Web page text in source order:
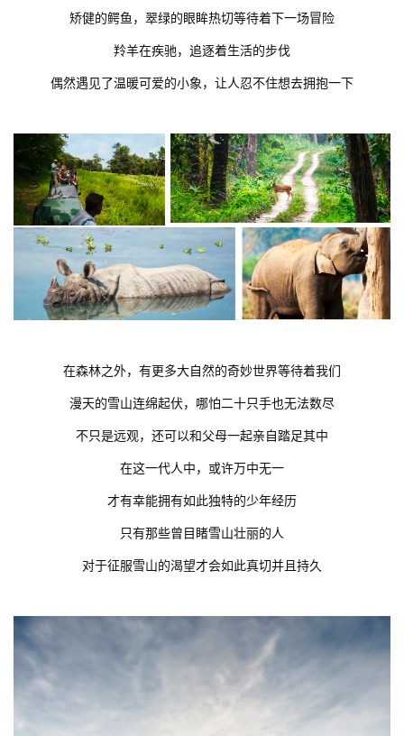
矫健的鳄鱼，翠绿的眼眸热切等待着下一场冒险
羚羊在疾驰，追逐着生活的步伐
偶然遇见了温暖可爱的小象，让人忍不住想去拥抱一下
在森林之外，有更多大自然的奇妙世界等待着我们
漫天的雪山连绵起伏，哪怕二十只手也无法数尽
不只是远观，还可以和父母一起亲自踏足其中
在这一代人中，或许万中无一
才有幸能拥有如此独特的少年经历
只有那些曾目睹雪山壮丽的人
对于征服雪山的渴望才会如此真切并且持久